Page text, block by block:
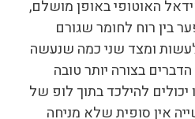
האוטופי באופן מושלם,
בין רוח לחומר שגורם
ומצד שני כמה שנעשה
בצורה יותר טובה
יכולים להילכד בתוך לופ של
אין סופית שלא מניחה